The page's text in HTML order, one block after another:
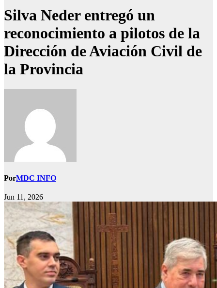
Silva Neder entregó un
reconocimiento a pilotos de la
Dirección de Aviación Civil de
la Provincia
PorMDC INFO
Jun 11, 2026